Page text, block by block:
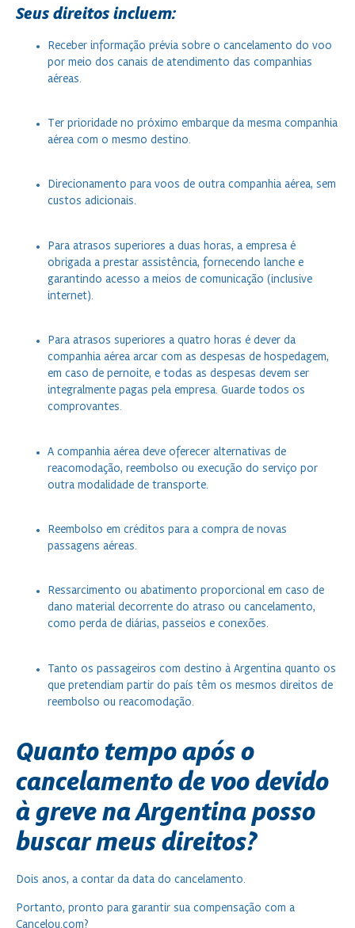
Seus direitos incluem:
Receber informação prévia sobre o cancelamento do voo
por meio dos canais de atendimento das companhias
aéreas.
Ter prioridade no próximo embarque da mesma companhia
aérea com o mesmo destino.
Direcionamento para voos de outra companhia aérea, sem
custos adicionais.
Para atrasos superiores a duas horas, a empresa é
obrigada a prestar assistência, fornecendo lanche e
garantindo acesso a meios de comunicação (inclusive
internet).
Para atrasos superiores a quatro horas é dever da
companhia aérea arcar com as despesas de hospedagem,
em caso de pernoite, e todas as despesas devem ser
integralmente pagas pela empresa. Guarde todos os
comprovantes.
A companhia aérea deve oferecer alternativas de
reacomodação, reembolso ou execução do serviço por
outra modalidade de transporte.
Reembolso em créditos para a compra de novas
passagens aéreas.
Ressarcimento ou abatimento proporcional em caso de
dano material decorrente do atraso ou cancelamento,
como perda de diárias, passeios e conexões.
Tanto os passageiros com destino à Argentina quanto os
que pretendiam partir do país têm os mesmos direitos de
reembolso ou reacomodação.
Quanto tempo após o
cancelamento de voo devido
à greve na Argentina posso
buscar meus direitos?
Dois anos, a contar da data do cancelamento.
Portanto, pronto para garantir sua compensação com a
Cancelou.com?